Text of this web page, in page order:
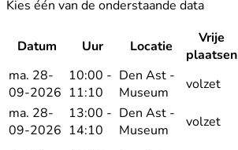
Kies één van de onderstaande data
Datum Uur Locatie
Vrije
plaatsen
ma. 28-
09-2026
10:00 -
11:10
Den Ast -
Museum
volzet
ma. 28-
09-2026
13:00 -
14:10
Den Ast -
Museum
volzet